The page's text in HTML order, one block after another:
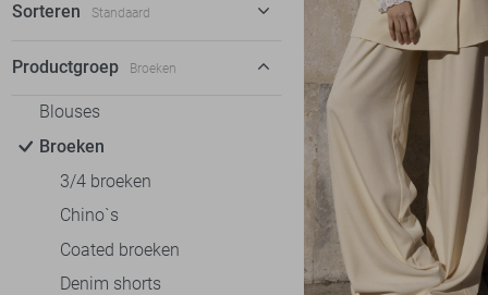
Sorteren Standaard
Standaard
Productgroep Broeken
Blouses
Broeken
3/4 broeken
Chino`s
Coated broeken
Denim shorts